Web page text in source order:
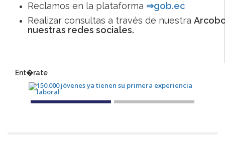
Reclamos en la plataforma ⇒gob.ec
Realizar consultas a través de nuestra
nuestras redes sociales.
Ent�rate